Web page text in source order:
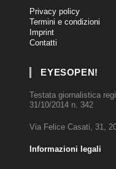
Privacy policy
Termini e condizioni
Imprint
Contatti
EYESOPEN!
Testata giornalistica
31/10/2014 n. 342
Via Felice Casati, 31,
Informazioni legali